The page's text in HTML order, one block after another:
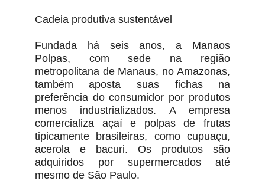
Cadeia produtiva sustentável
Fundada há seis anos, a Manaos
Polpas, com sede na região
metropolitana de Manaus, no Amazonas,
também aposta suas fichas na
preferência do consumidor por produtos
menos industrializados. A empresa
comercializa açaí e polpas de frutas
tipicamente brasileiras, como cupuaçu,
acerola e bacuri. Os produtos são
adquiridos por supermercados até
mesmo de São Paulo.